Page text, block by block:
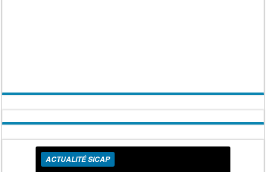
ACTUALITÉ SICAP